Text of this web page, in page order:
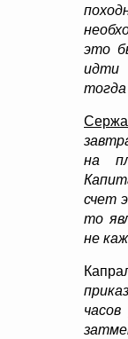
это
идти
тогда
на
счет
то
не